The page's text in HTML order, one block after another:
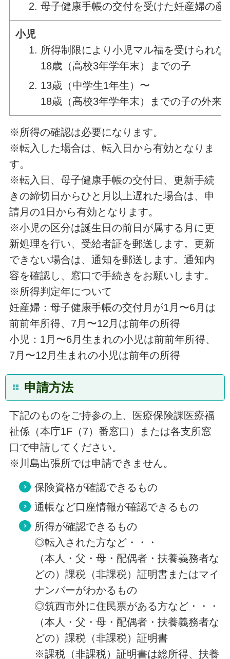
母子健康手帳の交付を受けた妊産婦の
小児
所得制限により小児マル福を受けられな
18歳（高校3年学年末）までの子
13歳（中学生1年生）〜
18歳（高校3年学年末）までの子の外来
※所得の確認は必要になります。
※転入した場合は、転入日から有効となりま
す。
※転入日、母子健康手帳の交付日、更新手続
きの締切日からひと月以上遅れた場合は、申
請月の1日から有効となります。
※小児の区分は誕生日の前日が属する月に更
新処理を行い、受給者証を郵送します。更新
できない場合は、通知を郵送します。通知内
容を確認し、窓口で手続きをお願いします。
※所得判定年について
妊産婦：母子健康手帳の交付月が1月〜6月は
前前年所得、7月〜12月は前年の所得
小児：1月〜6月生まれの小児は前前年所得、
7月〜12月生まれの小児は前年の所得
申請方法
下記のものをご持参の上、医療保険課医療福
祉係（本庁1F（7）番窓口）または各支所窓
口で申請してください。
※川島出張所では申請できません。
保険資格が確認できるもの
通帳など口座情報が確認できるもの
所得が確認できるもの
◎転入された方など・・・
（本人・父・母・配偶者・扶養義務者な
どの）課税（非課税）証明書またはマイ
ナンバーがわかるもの
◎筑西市外に住民票がある方など・・・
（本人・父・母・配偶者・扶養義務者な
どの）課税（非課税）証明書
※課税（非課税）証明書は総所得、扶養